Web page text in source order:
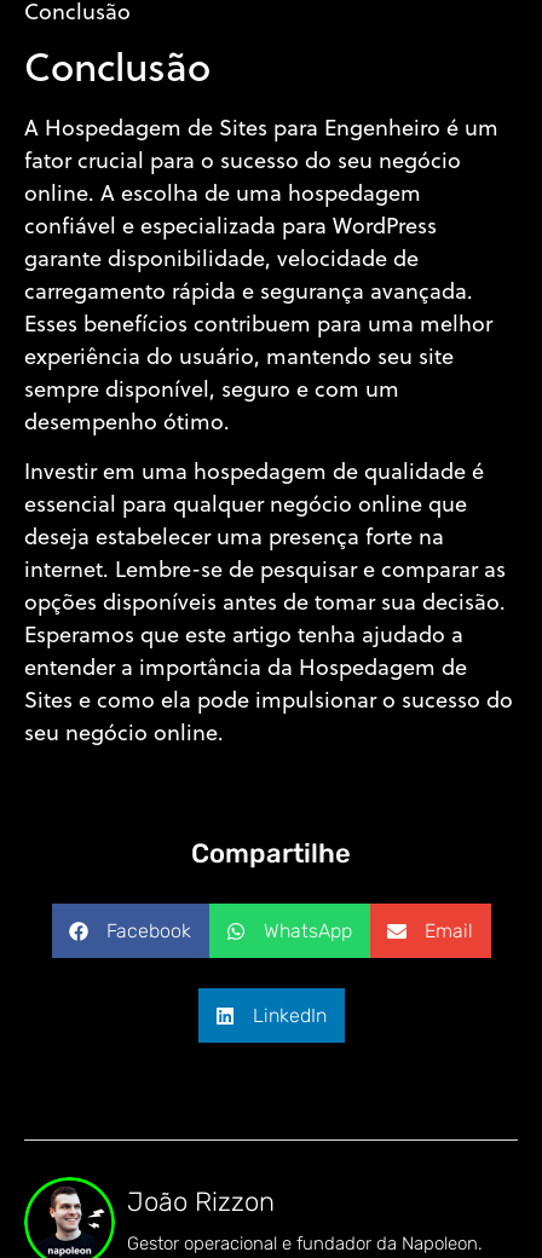
Conclusão
Conclusão
A Hospedagem de Sites para Engenheiro é um
fator crucial para o sucesso do seu negócio
online. A escolha de uma hospedagem
confiável e especializada para WordPress
garante disponibilidade, velocidade de
carregamento rápida e segurança avançada.
Esses benefícios contribuem para uma melhor
experiência do usuário, mantendo seu site
sempre disponível, seguro e com um
desempenho ótimo.
Investir em uma hospedagem de qualidade é
essencial para qualquer negócio online que
deseja estabelecer uma presença forte na
internet. Lembre-se de pesquisar e comparar as
opções disponíveis antes de tomar sua decisão.
Esperamos que este artigo tenha ajudado a
entender a importância da Hospedagem de
Sites e como ela pode impulsionar o sucesso do
seu negócio online.
Compartilhe
Facebook WhatsApp Email
LinkedIn
João Rizzon
Gestor operacional e fundador da Napoleon.